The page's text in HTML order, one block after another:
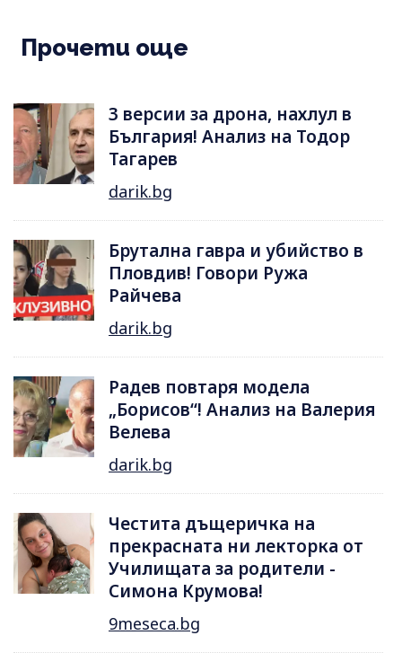
Прочети още
3 версии за дрона, нахлул в
България! Анализ на Тодор
Тагарев
darik.bg
Брутална гавра и убийство в
Пловдив! Говори Ружа
Райчева
darik.bg
Радев повтаря модела
„Борисов“! Анализ на Валерия
Велева
darik.bg
Честита дъщеричка на
прекрасната ни лекторка от
Училищата за родители -
Симона Крумова!
9meseca.bg